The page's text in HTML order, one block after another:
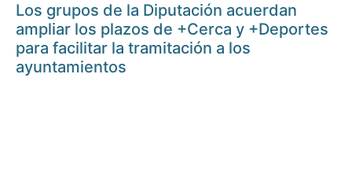
Los grupos de la Diputación acuerdan
ampliar los plazos de +Cerca y +Deportes
para facilitar la tramitación a los
ayuntamientos